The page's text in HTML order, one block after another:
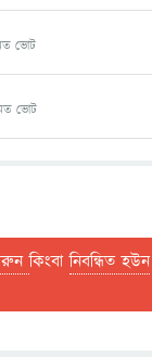
ভোট
ভোট
কিংবানিবন্ধিত হউন